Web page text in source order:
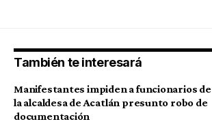
También te interesará
Manifestantes impiden a funcionarios de
la alcaldesa de Acatlán presunto robo de
documentación